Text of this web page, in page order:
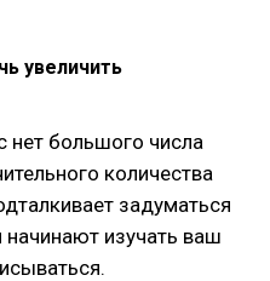
увеличить
нет большого числа
количества
задуматься
начинают изучать ваш